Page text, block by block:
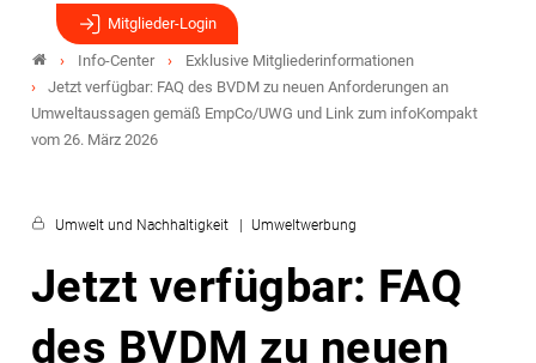
Mitglieder-Login
Info-Center
Exklusive Mitgliederinformationen
Jetzt verfügbar: FAQ des BVDM zu neuen Anforderungen an
Umweltaussagen gemäß EmpCo/UWG und Link zum infoKompakt
vom 26. März 2026
Umwelt und Nachhaltigkeit Umweltwerbung
Jetzt verfügbar: FAQ
des BVDM zu neuen